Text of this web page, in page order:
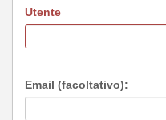
Utente
Email (facoltativo):